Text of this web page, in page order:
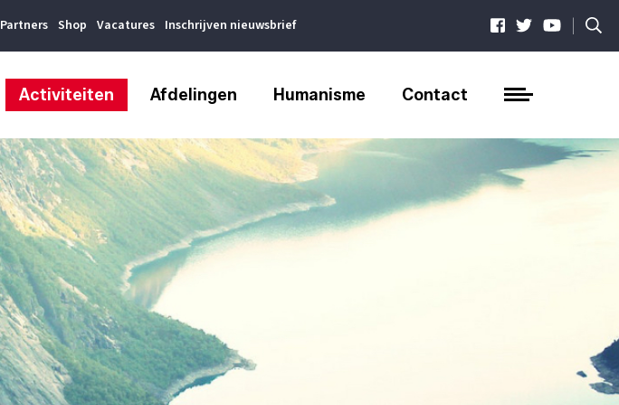
Partners Shop Vacatures Inschrijven nieuwsbrief |
Activiteiten Afdelingen Humanisme Contact